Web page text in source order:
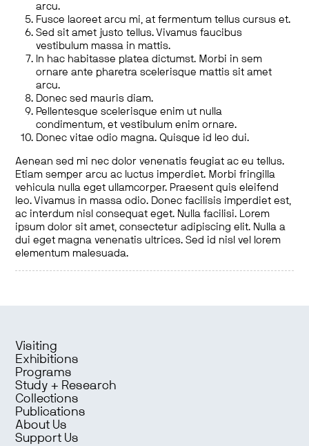
arcu.
Fusce laoreet arcu mi, at fermentum tellus cursus et.
Sed sit amet justo tellus. Vivamus faucibus
vestibulum massa in mattis.
In hac habitasse platea dictumst. Morbi in sem
ornare ante pharetra scelerisque mattis sit amet
arcu.
Donec sed mauris diam.
Pellentesque scelerisque enim ut nulla
condimentum, et vestibulum enim ornare.
Donec vitae odio magna. Quisque id leo dui.
Aenean sed mi nec dolor venenatis feugiat ac eu tellus.
Etiam semper arcu ac luctus imperdiet. Morbi fringilla
vehicula nulla eget ullamcorper. Praesent quis eleifend
leo. Vivamus in massa odio. Donec facilisis imperdiet est,
ac interdum nisl consequat eget. Nulla facilisi. Lorem
ipsum dolor sit amet, consectetur adipiscing elit. Nulla a
dui eget magna venenatis ultrices. Sed id nisl vel lorem
elementum malesuada.
Visiting
Exhibitions
Programs
Study + Research
Collections
Publications
About Us
Support Us